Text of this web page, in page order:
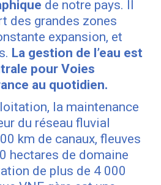
de notre pays. Il
des grandes zones
expansion, et
La gestion de l’eau est
pour Voies
au quotidien.
la maintenance
du réseau fluvial
km de canaux, fleuves
hectares de domaine
de plus de 4 000